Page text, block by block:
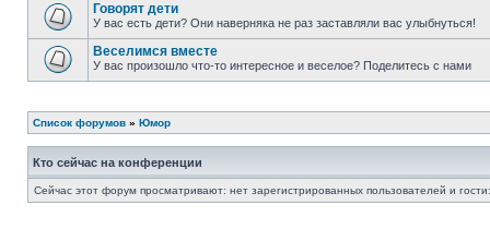
Говорят дети
У вас есть дети? Они наверняка не раз заставляли вас улыбнуться!
Веселимся вместе
У вас произошло что-то интересное и веселое? Поделитесь с нами
Список форумов » Юмор
Кто сейчас на конференции
Сейчас этот форум просматривают: нет зарегистрированных пользователей и